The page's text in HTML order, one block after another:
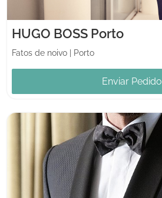
HUGO BOSS Porto
Fatos de noivo Porto
Enviar Pedido